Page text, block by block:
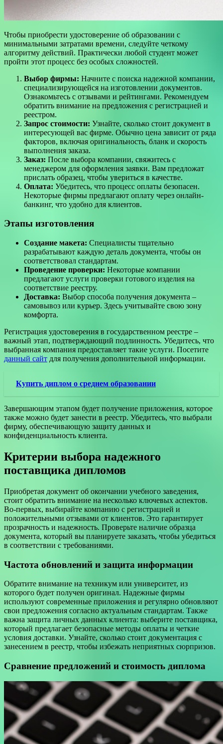
Чтобы приобрести удостоверение об образовании с
минимальными затратами времени, следуйте четкому
алгоритму действий. Практически любой студент может
пройти этот процесс без особых сложностей.
Выбор фирмы: Начните с поиска надежной компании,
специализирующейся на изготовлении документов.
Ознакомьтесь с отзывами и рейтингами. Рекомендуем
обратить внимание на предложения с регистрацией и
реестром.
Запрос стоимости: Узнайте, сколько стоит документ в
интересующей вас фирме. Обычно цена зависит от ряда
факторов, включая оригинальность, бланк и скорость
выполнения заказа.
Заказ: После выбора компании, свяжитесь с
менеджером для оформления заявки. Вам предложат
прислать образец, чтобы увериться в качестве.
Оплата: Убедитесь, что процесс оплаты безопасен.
Некоторые фирмы предлагают оплату через онлайн-
банкинг, что удобно для клиентов.
Этапы изготовления
Создание макета: Специалисты тщательно
разрабатывают каждую деталь документа, чтобы он
соответствовал стандартам.
Проведение проверки: Некоторые компании
предлагают услуги проверки готового изделия на
соответствие реестру.
Доставка: Выбор способа получения документа –
самовывоз или курьер. Здесь учитывайте свою зону
комфорта.
Регистрация удостоверения в государственном реестре –
важный этап, подтверждающий подлинность. Убедитесь, что
выбранная компания предоставляет такие услуги. Посетите
данный сайт для получения дополнительной информации.
Купить диплом о среднем образовании
Завершающим этапом будет получение приложения, которое
также можно будет занести в реестр. Убедитесь, что выбрали
фирму, обеспечивающую защиту данных и
конфиденциальность клиента.
Критерии выбора надежного
поставщика дипломов
Приобретая документ об окончании учебного заведения,
стоит обратить внимание на несколько ключевых аспектов.
Во-первых, выбирайте компанию с регистрацией и
положительными отзывами от клиентов. Это гарантирует
прозрачность и надежность. Проверьте наличие образца
документа, который вы планируете заказать, чтобы убедиться
в соответствии с требованиями.
Частота обновлений и защита информации
Обратите внимание на техникум или университет, из
которого будет получен оригинал. Надежные фирмы
используют современные приложения и регулярно обновляют
свои предложения согласно актуальным стандартам. Также
важна защита личных данных клиента: выберите поставщика,
который предлагает безопасные методы оплаты и четкие
условия доставки. Узнайте, сколько стоит документация с
занесением в реестр, чтобы избежать неприятных сюрпризов.
Сравнение предложений и стоимость диплома